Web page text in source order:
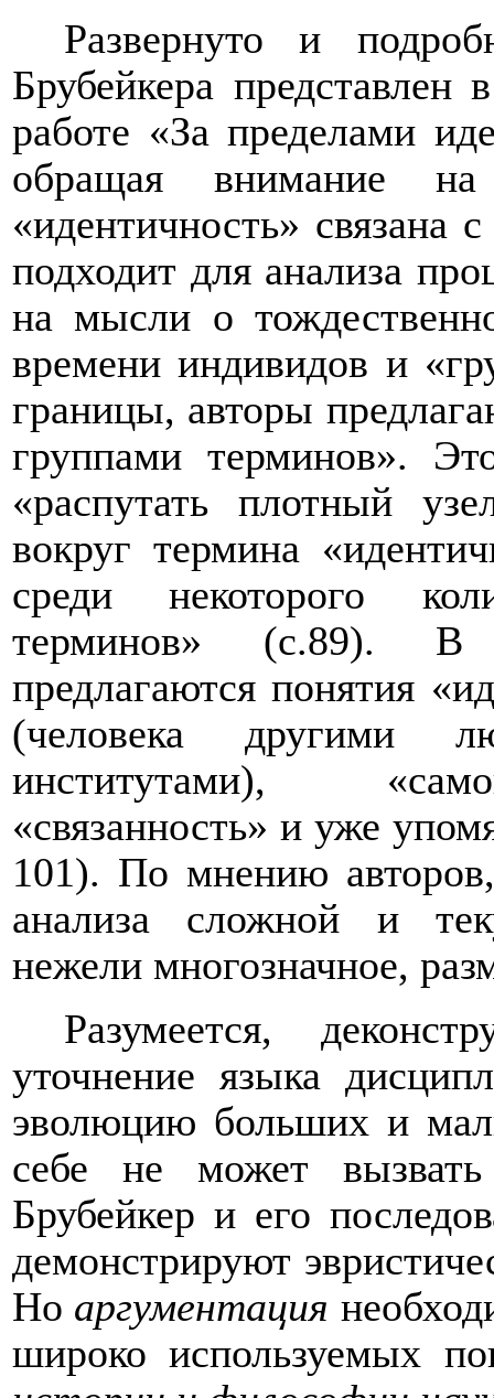
Развернуто и
Брубейкера
работе «За пределами
обращая внимание
«идентичность» связана
подходит для анализа
на мысли о
времени индивидов и
границы, авторы
группами терминов».
«распутать плотный
вокруг термина
среди некоторого
терминов» (с.89). В
предлагаются понятия
(человека другими
институтами),
«связанность» и уже
101). По мнению
анализа сложной и
нежели многозначное,
Разумеется,
уточнение языка
эволюцию больших и
себе не может
Брубейкер и его
демонстрируют
Но аргументация
широко используемых